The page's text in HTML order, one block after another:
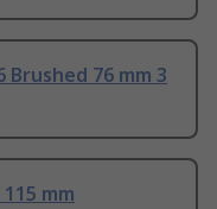
Brushed 76 mm 3
115 mm